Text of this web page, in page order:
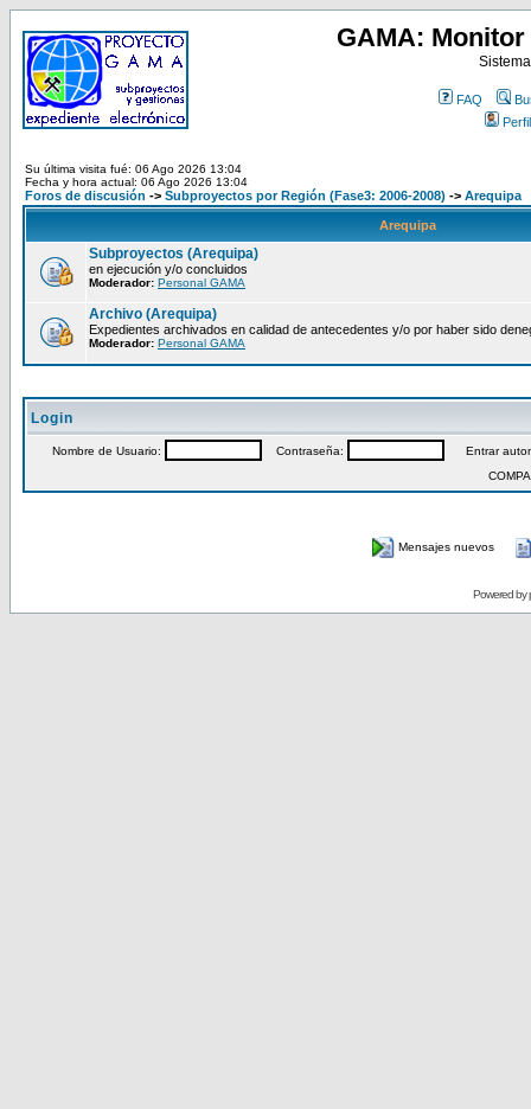
GAMA:
FAQ
Perfil
Su última visita fué: 06 Ago 2026 13:04
Fecha y hora actual: 06 Ago 2026 13:04
Foros de discusión -> Subproyectos por Región (Fase3: 2006-2008) -> Arequipa
Arequipa
Subproyectos (Arequipa)
en ejecución y/o concluidos
Moderador: Personal GAMA
Archivo (Arequipa)
Expedientes archivados en calidad de antecedentes y/o por haber sido
Moderador: Personal GAMA
Login
Nombre de Usuario: Contraseña:
Entrar
Mensajes nuevos
Powered by